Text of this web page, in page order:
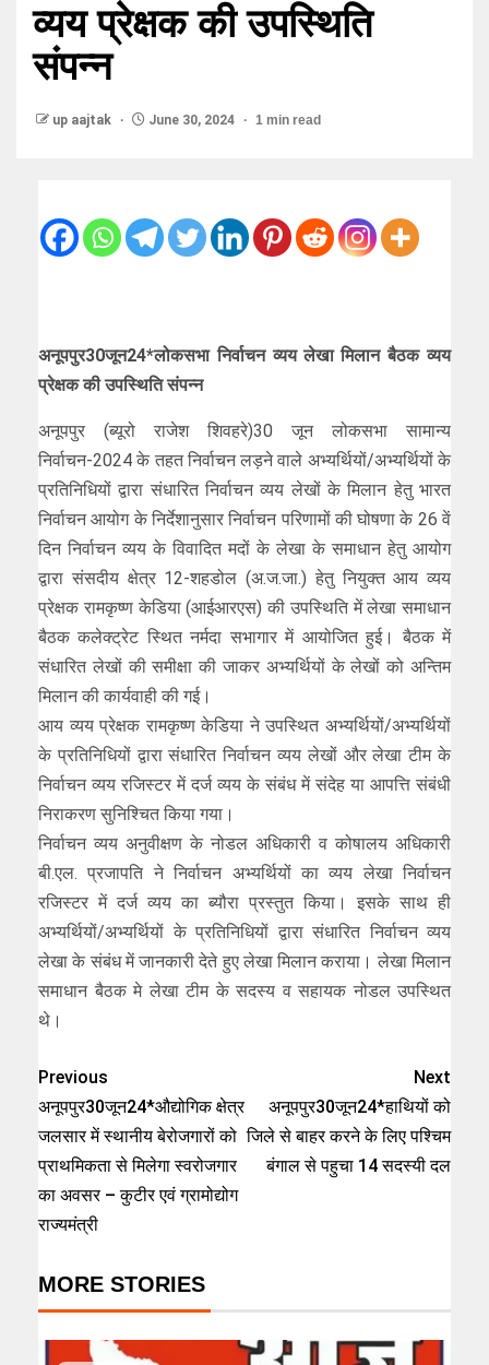
व्यय प्रेक्षक की उपस्थिति
संपन्न
up aajtak June 30, 2024 1 min read
अनूपपुर30जून24*लोकसभा निर्वाचन व्यय लेखा मिलान बैठक व्यय
प्रेक्षक की उपस्थिति संपन्न
अनूपपुर (ब्यूरो राजेश शिवहरे)30 जून लोकसभा सामान्य
निर्वाचन-2024 के तहत निर्वाचन लड़ने वाले अभ्यर्थियों/अभ्यर्थियों के
प्रतिनिधियों द्वारा संधारित निर्वाचन व्यय लेखों के मिलान हेतु भारत
निर्वाचन आयोग के निर्देशानुसार निर्वाचन परिणामों की घोषणा के 26 वें
दिन निर्वाचन व्यय के विवादित मदों के लेखा के समाधान हेतु आयोग
द्वारा संसदीय क्षेत्र 12-शहडोल (अ.ज.जा.) हेतु नियुक्त आय व्यय
प्रेक्षक रामकृष्ण केडिया (आईआरएस) की उपस्थिति में लेखा समाधान
बैठक कलेक्ट्रेट स्थित नर्मदा सभागार में आयोजित हुई। बैठक में
संधारित लेखों की समीक्षा की जाकर अभ्यर्थियों के लेखों को अन्तिम
मिलान की कार्यवाही की गई।
आय व्यय प्रेक्षक रामकृष्ण केडिया ने उपस्थित अभ्यर्थियों/अभ्यर्थियों
के प्रतिनिधियों द्वारा संधारित निर्वाचन व्यय लेखों और लेखा टीम के
निर्वाचन व्यय रजिस्टर में दर्ज व्यय के संबंध में संदेह या आपत्ति संबंधी
निराकरण सुनिश्चित किया गया।
निर्वाचन व्यय अनुवीक्षण के नोडल अधिकारी व कोषालय अधिकारी
बी.एल. प्रजापति ने निर्वाचन अभ्यर्थियों का व्यय लेखा निर्वाचन
रजिस्टर में दर्ज व्यय का ब्यौरा प्रस्तुत किया। इसके साथ ही
अभ्यर्थियों/अभ्यर्थियों के प्रतिनिधियों द्वारा संधारित निर्वाचन व्यय
लेखा के संबंध में जानकारी देते हुए लेखा मिलान कराया। लेखा मिलान
समाधान बैठक मे लेखा टीम के सदस्य व सहायक नोडल उपस्थित
थे।
Previous
अनूपपुर30जून24*औद्योगिक क्षेत्र
जलसार में स्थानीय बेरोजगारों को
प्राथमिकता से मिलेगा स्वरोजगार
का अवसर – कुटीर एवं ग्रामोद्योग
राज्यमंत्री
Next
अनूपपुर30जून24*हाथियों को
जिले से बाहर करने के लिए पश्चिम
बंगाल से पहुचा 14 सदस्यी दल
MORE STORIES